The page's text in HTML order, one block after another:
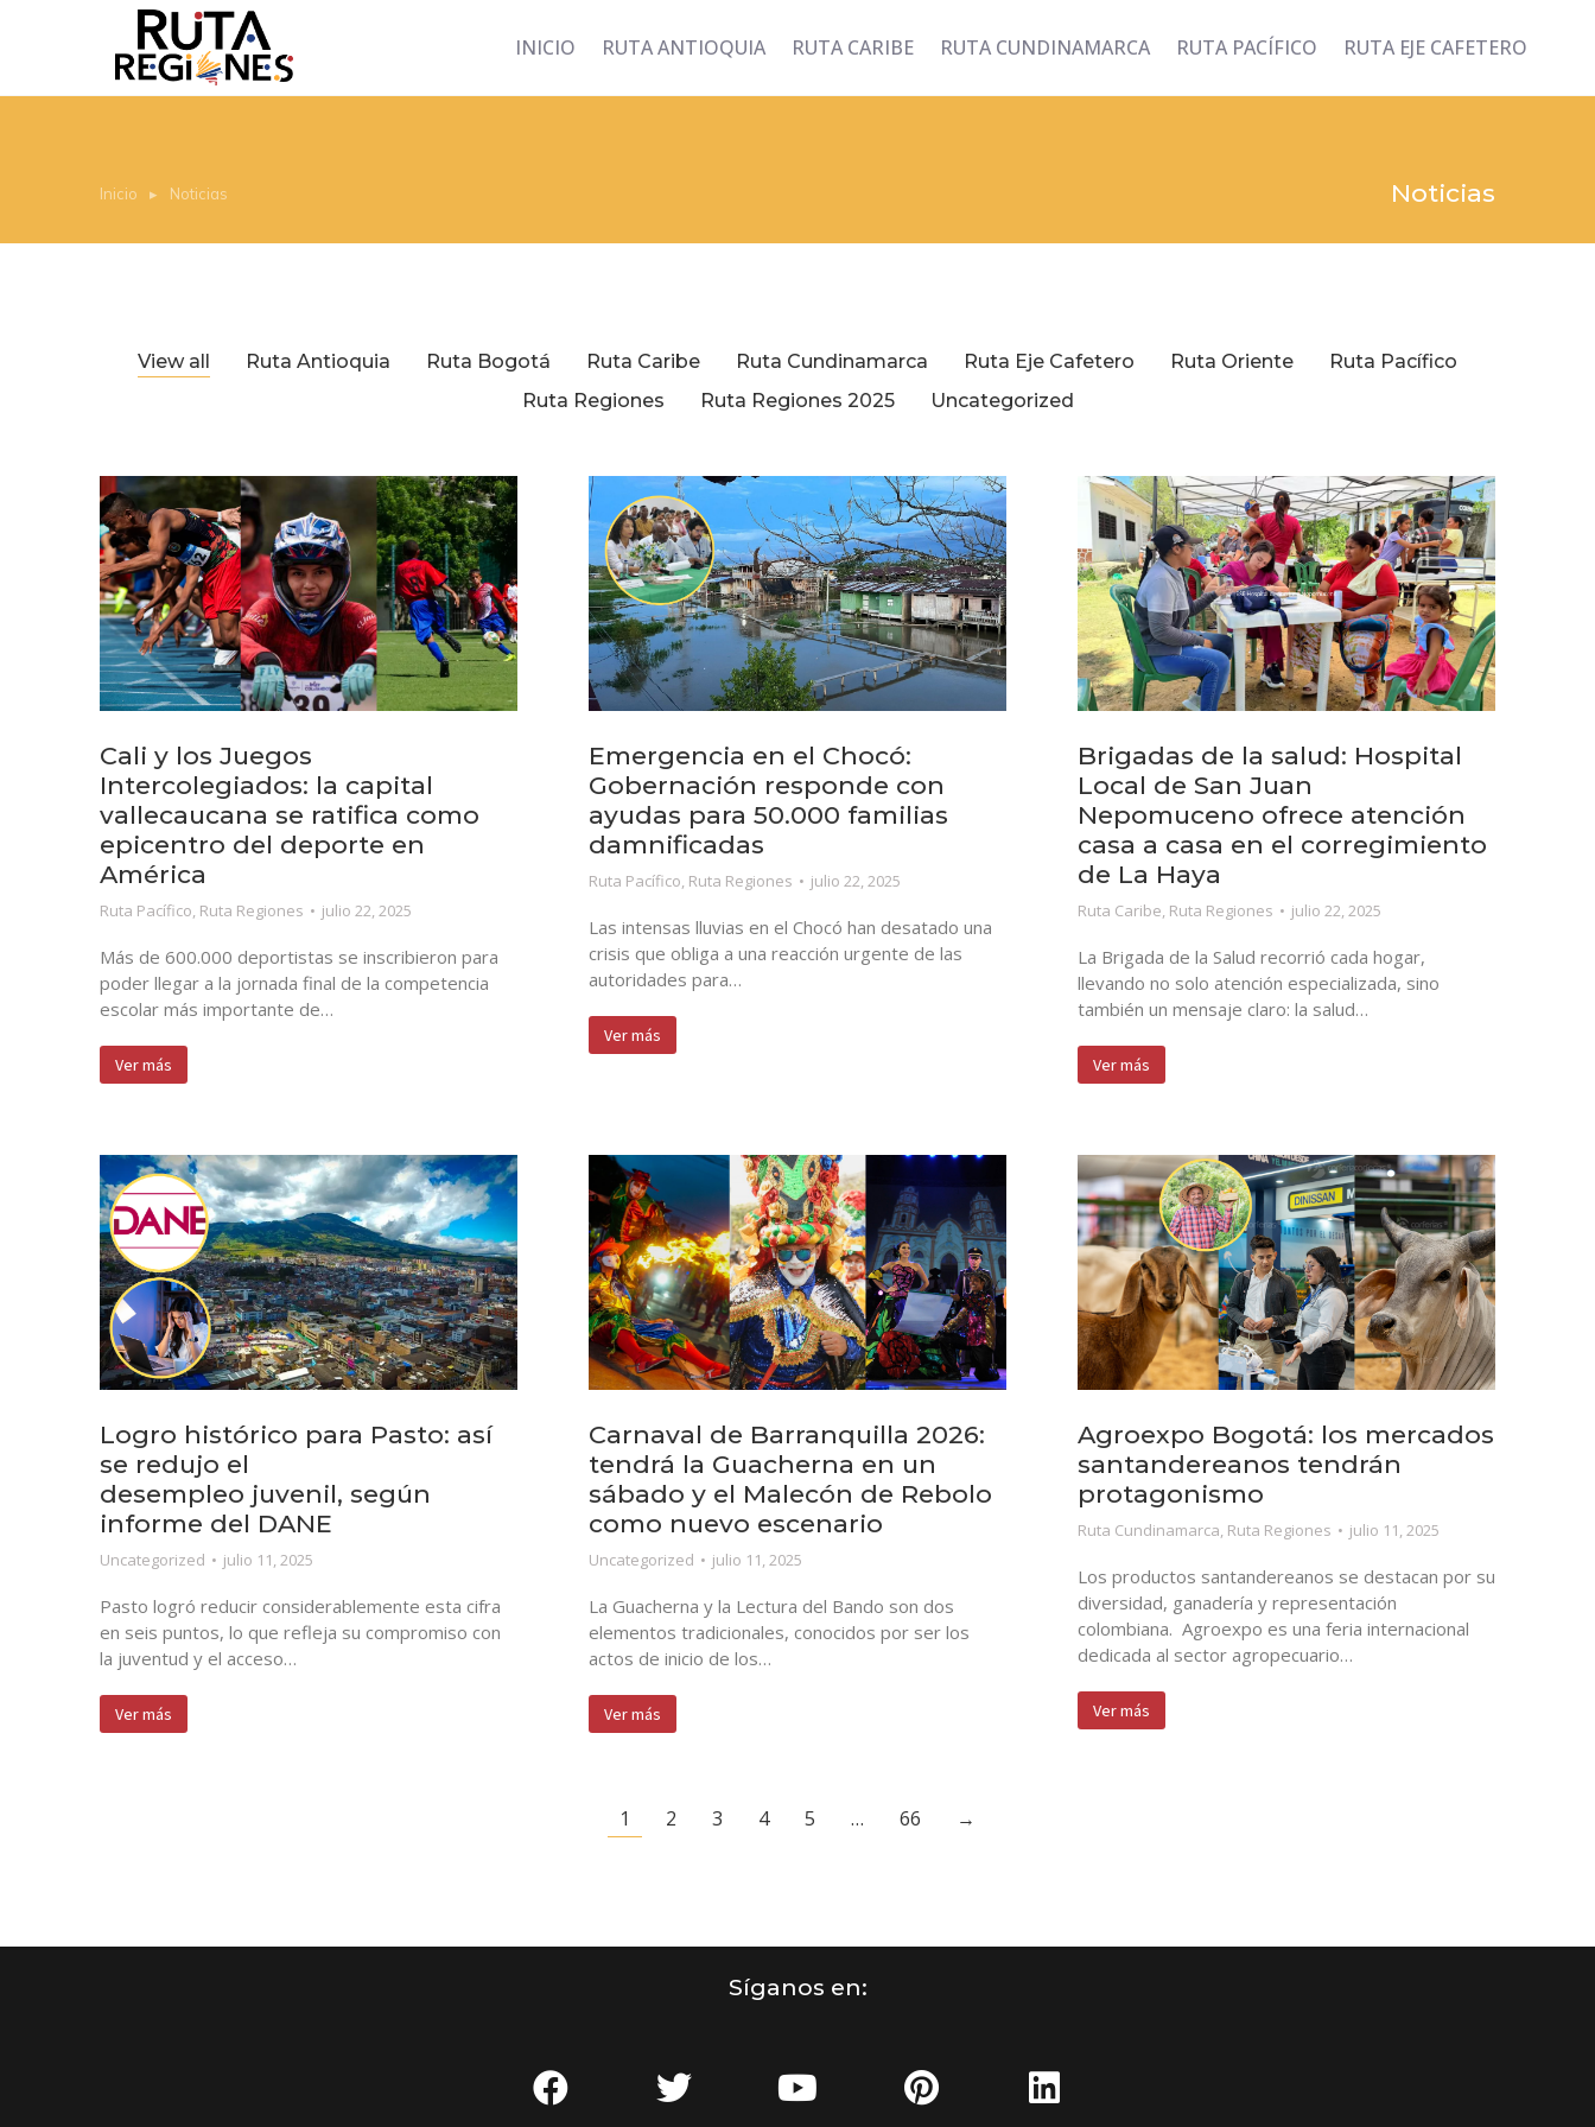
INICIO RUTA ANTIOQUIA RUTA CARIBE RUTA CUNDINAMARCA RUTA PACÍFICO RUTA EJE CAFETERO
Estás aquí:
Inicio Noticias Noticias
View all Ruta Antioquia Ruta Bogotá Ruta Caribe Ruta Cundinamarca Ruta Eje Cafetero Ruta Oriente
Ruta Pacífico
Ruta Regiones
Ruta Regiones 2025 Uncategorized
Cali y los Juegos
Intercolegiados: la capital
vallecaucana se ratifica como
epicentro del deporte en
América
Ruta Pacífico, Ruta Regiones julio 22, 2025
Más de 600.000 deportistas se inscribieron para
poder llegar a la jornada final de la competencia
escolar más importante de…
Ver más
Emergencia en el Chocó:
Gobernación responde con
ayudas para 50.000 familias
damnificadas
Ruta Pacífico, Ruta Regiones julio 22, 2025
Las intensas lluvias en el Chocó han desatado una
crisis que obliga a una reacción urgente de las
autoridades para…
Ver más
Brigadas de la salud: Hospital
Local de San Juan
Nepomuceno ofrece atención
casa a casa en el corregimiento
de La Haya
Ruta Caribe, Ruta Regiones julio 22, 2025
La Brigada de la Salud recorrió cada hogar,
llevando no solo atención especializada, sino
también un mensaje claro: la salud…
Ver más
Logro histórico para Pasto: así
se redujo el
desempleo juvenil, según
informe del DANE
Uncategorized julio 11, 2025
Pasto logró reducir considerablemente esta cifra
en seis puntos, lo que refleja su compromiso con
la juventud y el acceso…
Ver más
Carnaval de Barranquilla 2026:
tendrá la Guacherna en un
sábado y el Malecón de Rebolo
como nuevo escenario
Uncategorized julio 11, 2025
La Guacherna y la Lectura del Bando son dos
elementos tradicionales, conocidos por ser los
actos de inicio de los…
Ver más
Agroexpo Bogotá: los mercados
santandereanos tendrán
protagonismo
Ruta Cundinamarca, Ruta Regiones julio 11, 2025
Los productos santandereanos se destacan por su
diversidad, ganadería y representación
colombiana. Agroexpo es una feria internacional
dedicada al sector agropecuario…
Ver más
1 2 3 4 5 … 66 →
Síganos en: